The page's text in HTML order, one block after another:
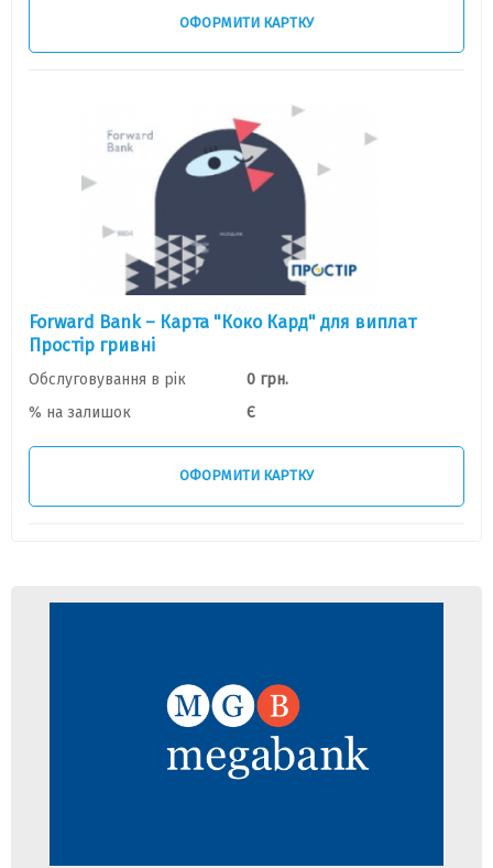
ОФОРМИТИ КАРТКУ
Forward Bank – Карта "Коко Кард" для виплат
Простір гривні
Обслуговування в рік
0 грн.
% на залишок
Є
ОФОРМИТИ КАРТКУ